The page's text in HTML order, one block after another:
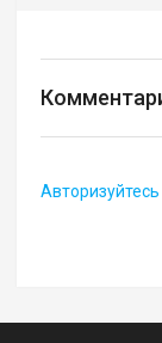
Авторизуйтесь